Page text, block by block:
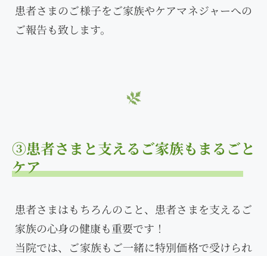
患者さまのご様子をご家族やケアマネジャーへの
ご報告も致します。
③患者さまと支えるご家族もまるごと
ケア
患者さまはもちろんのこと、患者さまを支えるご
家族の心身の健康も重要です！
当院では、ご家族もご一緒に特別価格で受けられ